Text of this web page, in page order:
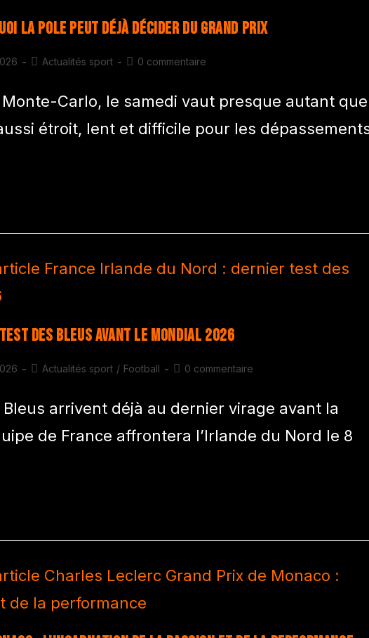
la pole peut déjà décider du Grand Prix
Actualités sport 0 commentaire
Monte-Carlo, le samedi vaut presque autant que
étroit, lent et difficile pour les
des Bleus avant le Mondial 2026
Actualités sport / Football 0 commentaire
arrivent déjà au dernier virage avant la
de France affrontera l’Irlande du Nord le 8